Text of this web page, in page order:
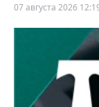
07 августа 2026